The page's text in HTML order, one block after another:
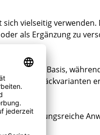
vielseitig
als Ergänzung zu
eine feine Basis,
Gebäckvarianten
abwechslungsreiche